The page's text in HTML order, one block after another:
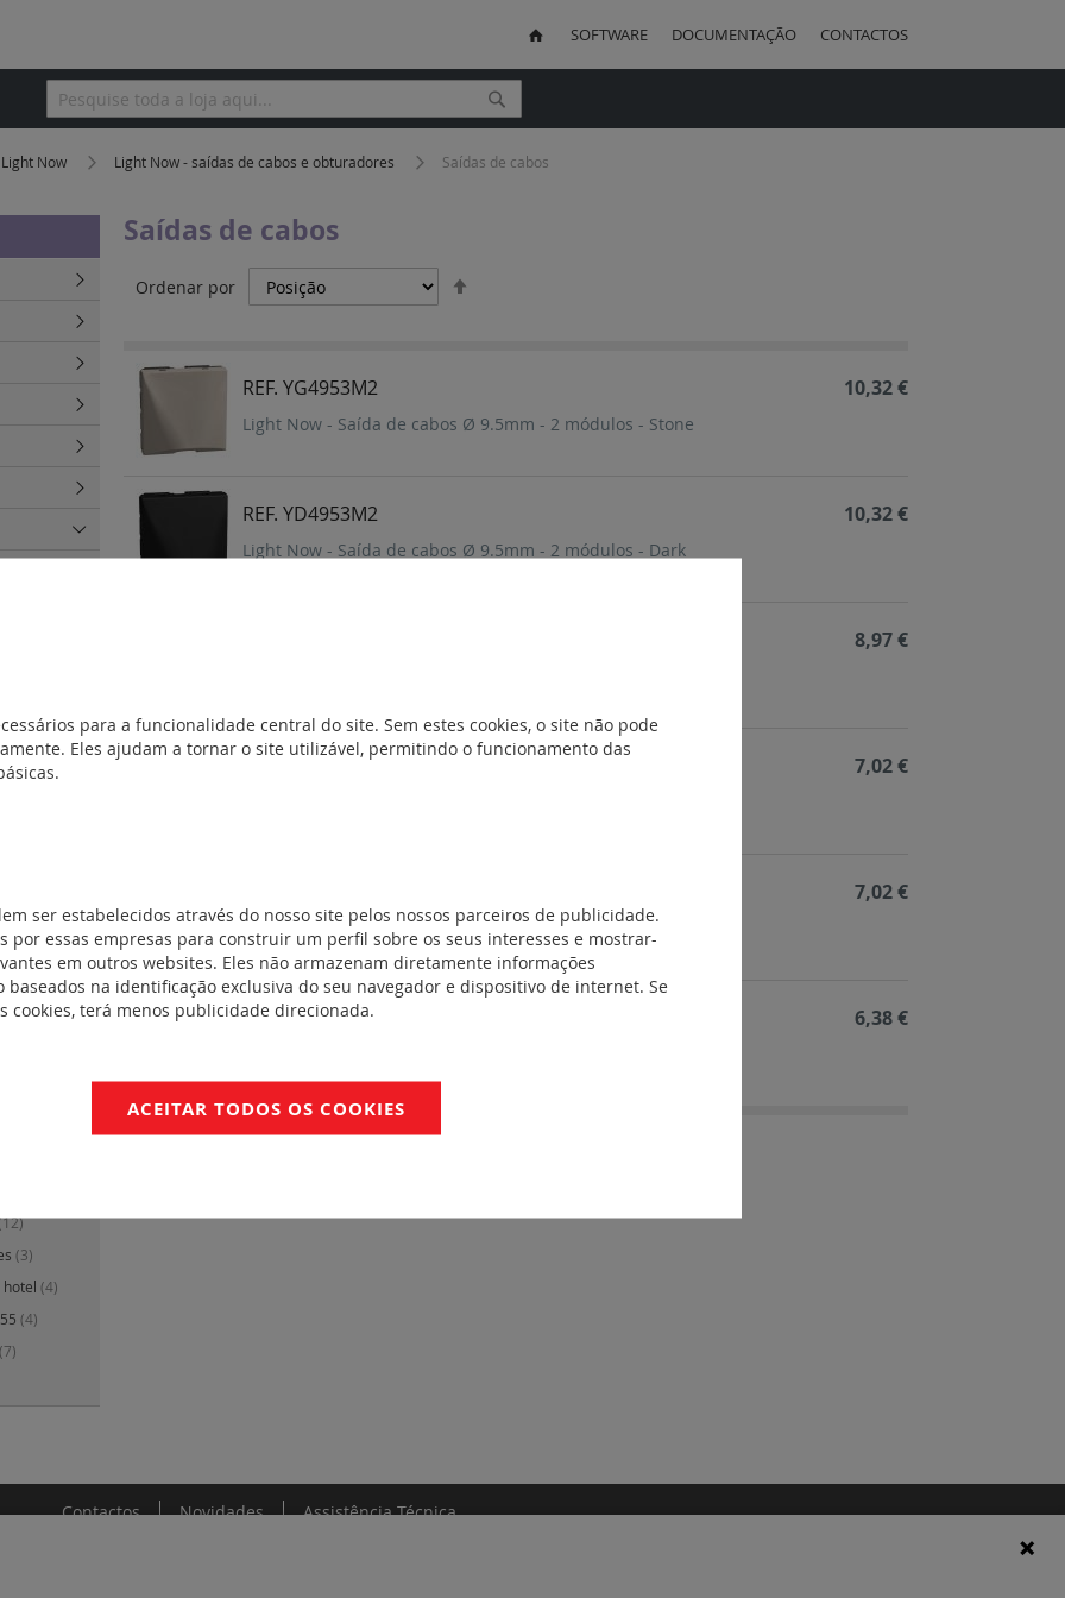
SOFTWARE DOCUMENTAÇÃO CONTACTOS
Pesquisa Pesquisa
Light Now Light Now - saídas de cabos e obturadores Saídas de cabos
Saídas de cabos
Ordenar por
REF. YG4953M2
Light Now - Saída de cabos Ø 9.5mm - 2 módulos - Stone
10,32 €
REF. YD4953M2
Light Now - Saída de cabos Ø 9.5mm - 2 módulos - Dark
10,32 €
8,97 €
7,02 €
Light Now - Saída de cabos Ø 9.5mm - 1 módulo - Dark
7,02 €
REF. YW4953 6,38 €
(30)
elétrica e
carregador
e
(3)
hotel (4)
(4)
(7)
Contactos Novidades Assistência Técnica
para a funcionalidade central do site. Sem estes cookies, o site não pode
Eles ajudam a tornar o site utilizável, permitindo o funcionamento das
ser estabelecidos através do nosso site pelos nossos parceiros de publicidade.
por essas empresas para construir um perfil sobre os seus interesses e mostrar-
em outros websites. Eles não armazenam diretamente informações
baseados na identificação exclusiva do seu navegador e dispositivo de internet. Se
cookies, terá menos publicidade direcionada.
ACEITAR TODOS OS COOKIES